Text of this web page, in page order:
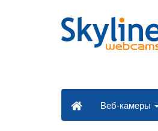
Веб-камеры